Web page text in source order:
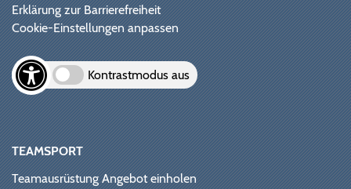
Erklärung zur Barrierefreiheit
Cookie-Einstellungen anpassen
Kontrastmodus aus
TEAMSPORT
Teamausrüstung Angebot einholen